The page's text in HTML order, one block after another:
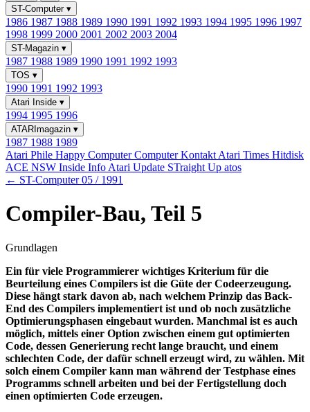
ST-Computer ▾
1986 1987 1988 1989 1990 1991 1992 1993 1994 1995 1996 1997
1998 1999 2000 2001 2002 2003 2004
ST-Magazin ▾
1987 1988 1989 1990 1991 1992 1993
TOS ▾
1990 1991 1992 1993
Atari Inside ▾
1994 1995 1996
ATARImagazin ▾
1987 1988 1989
Atari Phile Happy ComputerComputer Kontakt Atari Times Hitdisk
ACE NSW Inside Info Atari Update STraight Up atos
← ST-Computer 05 / 1991
Compiler-Bau, Teil 5
Grundlagen
Ein für viele Programmierer wichtiges Kriterium für die
Beurteilung eines Compilers ist die Güte der Codeerzeugung.
Diese hängt stark davon ab, nach welchem Prinzip das Back-
End des Compilers implementiert ist und ob noch zusätzliche
Optimierungsphasen eingebaut wurden. Manchmal ist es auch
möglich, mittels einer Option zwischen einem gut optimierten
Code, dessen Generierung recht lange braucht, und einem
schlechten Code, der dafür schnell erzeugt wird, zu wählen. Mit
solch einem Compiler kann man während der Testphase eines
Programms schnell arbeiten und bei der Fertigstellung doch
einen optimierten Code erzeugen.